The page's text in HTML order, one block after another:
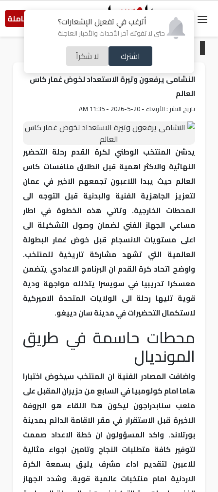
أترغب في تفعيل الإشعارات؟
حتى لا تفوتك آخر الأحداث والأخبار العاجلة
اشترك لا شكراً
النسخة الكاملة
رياضة
النشامى يرفعون وتيرة الاستعداد لخوض غمار كاس
العالم
تاريخ النشر : الأربعاء - 20-5-2026 - 11:35 AM
يدشن المنتخب الوطني لكرة القدم رحلة التحضير
النهائية والاكثر اهمية قبل انطلاق منافسات كاس
العالم حيث يبدا اللاعبون تجمعهم الاخير في عمان
لتعزيز الجاهزية الفنية والبدنية قبل التوجه الى
المحطات الخارجية. وتاتي هذه الخطوة في اطار
مساعي الجهاز الفني لضمان وصول التشكيلة الى
اعلى مستويات الانسجام قبل خوض غمار البطولة
العالمية التي تشهد مشاركة تاريخية للمنتخب.
واوضح اتحاد كرة القدم ان البرنامج الاعدادي يتضمن
معسكرا تدريبيا في سويسرا يتخلله مواجهة ودية
قوية تليها رحلة الى الولايات المتحدة الاميركية
لاستكمال التحضيرات في مدينة سان دييغو.
محطات حاسمة في طريق
المونديال
واضافت المصادر الفنية ان المنتخب سيخوض اختبارا
هاما امام كولومبيا في السابع من حزيران المقبل على
ملعب سنابدراجون ليكون هذا اللقاء هو البروفة
الاخيرة قبل الاستقرار في مقر الاقامة الدائم بمدينة
بورتلاند. واكد المسؤولون ان خطة الاعداد صممت
لتوفير كافة متطلبات النجاح وتامين اجواء مثالية
للاعبين لتقديم اداء مشرف يليق بسمعة الكرة
الاردنية امام منتخبات عالمية قوية. وشدد الجهاز